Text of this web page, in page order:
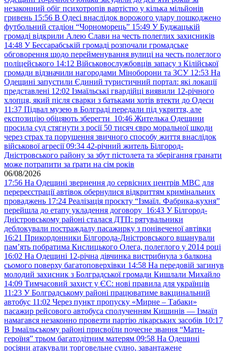
незаконний обіг психотропів вартістю у кілька мільйонів
гривень 15:56 В Одесі внаслідок ворожого удару пошкоджено
футбольний стадіон “Чорноморець” 15:49 У Буджацькій
громаді відкрили Алею Слави на честь полеглих захисників
14:48 У Бессарабській громаді розпочали громадське
обговорення щодо перейменування вулиці на честь полеглого
поліцейського 14:12 Військовослужбовців запасу з Кілійської
громади відзначили нагородами Міноборони та ЗСУ 12:53 На
Одещині запустили Єдиний туристичний портал: які локації
представлені 12:02 Ізмаїльські гвардійці виявили 12-річного
хлопця, який після сварки з батьками хотів втекти до Одеси
11:37 Підвал музею в Болграді передали під укриття, але
експозицію обіцяють зберегти 10:46 Жителька Одещини
просила суд стягнути з росії 50 тисяч євро моральної шкоди
через страх та порушення звичного способу життя внаслідок
військової агресії 09:34 42-річний житель Білгород-
Дністровського району за збут пістолета та зберігання гранати
може потрапити за ґрати на сім років
06/08/2026
17:56 На Одещині звернення до сервісних центрів МВС для
перереєстрації автівок обернулися відкриттям кримінальних
проваджень 17:24 Реалізація проєкту “Ізмаїл. Фабрика-кухня”
перейшла до етапу укладення договору 16:43 У Білгород-
Дністровському районі сталася ДТП: рятувальники
деблокували постраждалу пасажирку з понівеченої автівки
16:21 Прикордонники Білгорода-Дністровського вшанували
пам’ять побратима Кислицького Олега, полеглого у 2014 році
16:02 На Одещині 12-річна дівчинка вистрибнула з балкона
сьомого поверху багатоповерхівки 14:58 На передовій загинув
молодий захисник з Болградської громади Кишлали Михайло
14:09 Тимчасовий захист у ЄС: нові правила для українців
11:23 У Болградському районі працюватиме вакцинальний
автобус 11:02 Через пункт пропуску «Мирне – Табаки»
пасажир рейсового автобуса сполученням Кишинів — Ізмаїл
намагався незаконно провезти партію лікарських засобів 10:17
В Ізмаїльському районі присвоїли почесне звання “Мати-
героїня” трьом багатодітним матерям 09:58 На Одещині
росіяни атакували торговельне судно, завантажене